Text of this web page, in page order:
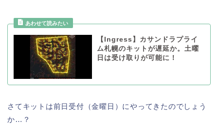
【Ingress】カサンドラプライ
ム札幌のキットが遅延か。土曜
日は受け取りが可能に！
さてキットは前日受付（金曜日）にやってきたのでしょう
か…？